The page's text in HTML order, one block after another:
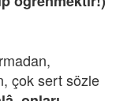
çok sert sözle